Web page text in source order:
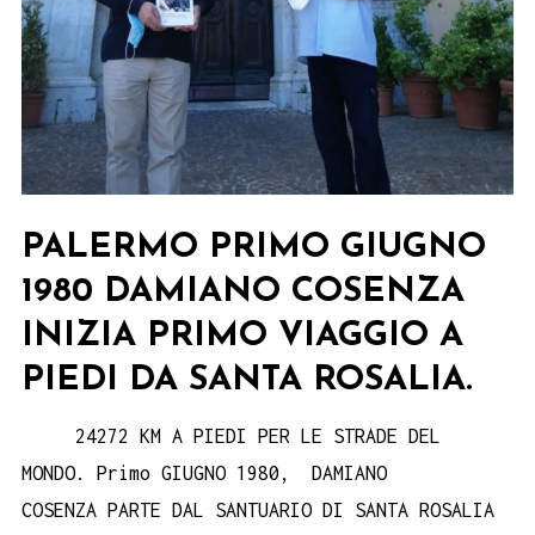
PALERMO PRIMO GIUGNO
1980 DAMIANO COSENZA
INIZIA PRIMO VIAGGIO A
PIEDI DA SANTA ROSALIA.
24272 KM A PIEDI PER LE STRADE DEL
MONDO. Primo GIUGNO 1980, DAMIANO
COSENZA PARTE DAL SANTUARIO DI SANTA ROSALIA